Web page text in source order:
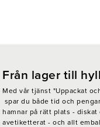
Från lager till
Med vår tjänst "Uppackat
spar du både tid och
hamnar på rätt plats - diskat
avetiketterat - och allt